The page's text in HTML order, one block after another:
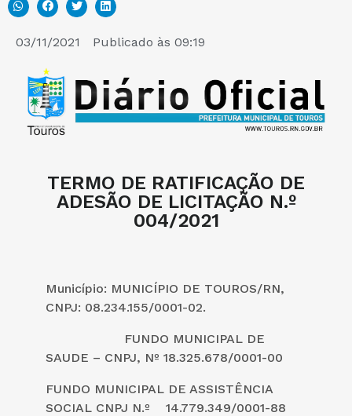
03/11/2021 Publicado às 09:19
TERMO DE RATIFICAÇÃO DE
ADESÃO DE LICITAÇÃO N.º
004/2021
Município: MUNICÍPIO DE TOUROS/RN,
CNPJ: 08.234.155/0001-02.
FUNDO MUNICIPAL DE
SAUDE – CNPJ, Nº 18.325.678/0001-00
FUNDO MUNICIPAL DE ASSISTÊNCIA
SOCIAL CNPJ N.º 14.779.349/0001-88
E-SIC
PERGUNTAS FREQUENTES